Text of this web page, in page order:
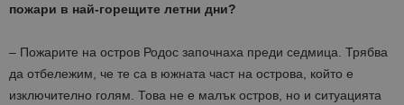
пожари в най-горещите летни дни?
– Пожарите на остров Родос започнаха преди седмица. Трябва
да отбележим, че те са в южната част на острова, който е
изключително голям. Това не е малък остров, но и ситуацията